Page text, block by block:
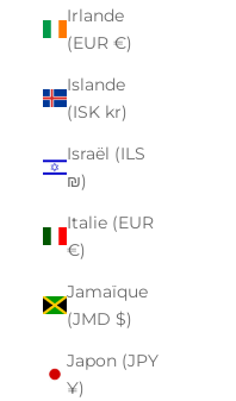
Irlande
(EUR €)
Islande
(ISK kr)
Israël (ILS
₪)
Italie (EUR
€)
Jamaïque
(JMD $)
Japon (JPY
¥)